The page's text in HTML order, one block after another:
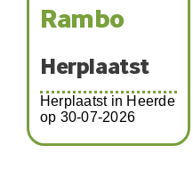
Rambo
Herplaatst
Herplaatst in Heerde
op 30-07-2026